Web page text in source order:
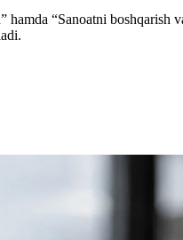
hamda “Sanoatni